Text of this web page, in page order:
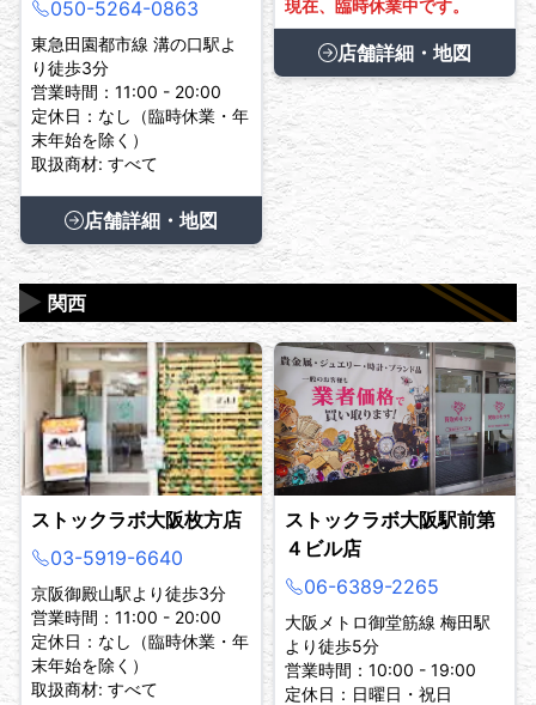
050-5264-0863
東急田園都市線 溝の口駅よ
り徒歩3分
営業時間：11:00 - 20:00
定休日：なし（臨時休業・年
末年始を除く）
取扱商材: すべて
店舗詳細・地図
現在、臨時休業中です。
店舗詳細・地図
関西
▶
ストックラボ大阪枚方店
03-5919-6640
京阪御殿山駅より徒歩3分
営業時間：11:00 - 20:00
定休日：なし（臨時休業・年
末年始を除く）
取扱商材: すべて
ストックラボ大阪駅前第
４ビル店
06-6389-2265
大阪メトロ御堂筋線 梅田駅
より徒歩5分
営業時間：10:00 - 19:00
定休日：日曜日・祝日